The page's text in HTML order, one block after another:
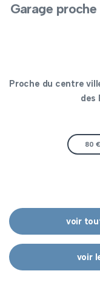
Garage
Proche du centre
des
80
voir
voir